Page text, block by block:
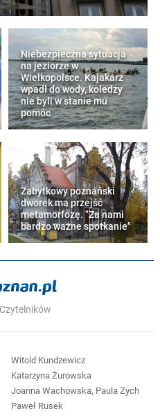
Niebezpieczna sytuacja
na jeziorze w
Wielkopolsce. Kajakarz
wpadł do wody, koledzy
nie byli w stanie mu
pomóc
Zabytkowy poznański
dworek ma przejść
metamorfozę. "Za nami
bardzo ważne spotkanie"
Witold Kundzewicz
Katarzyna Żurowska
Joanna Wachowska, Paula Zych
Paweł Rusek